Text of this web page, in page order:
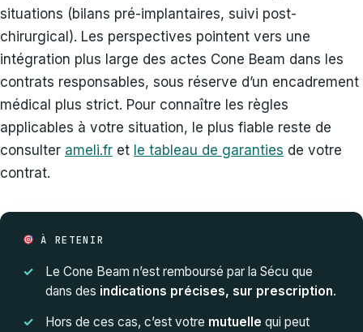
situations (bilans pré-implantaires, suivi post-
chirurgical). Les perspectives pointent vers une
intégration plus large des actes Cone Beam dans les
contrats responsables, sous réserve d’un encadrement
médical plus strict. Pour connaître les règles
applicables à votre situation, le plus fiable reste de
consulter ameli.fr et le tableau de garanties de votre
contrat.
À RETENIR
Le Cone Beam n’est remboursé par la Sécu que
dans des indications précises, sur prescription.
Hors de ces cas, c’est votre mutuelle qui peut